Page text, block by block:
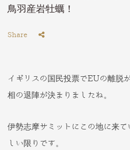
鳥羽産岩牡蠣！
Share
イギリスの国民投票でEUの離脱
相の退陣が決まりましたね。
伊勢志摩サミットにこの地に来
しい限りです。